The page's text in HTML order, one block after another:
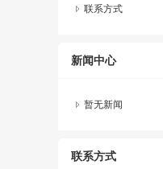
联系方式
新闻中心
暂无新闻
联系方式